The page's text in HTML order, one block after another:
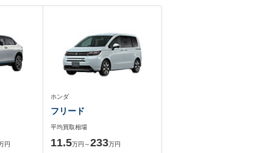
円
ホンダ
フリード
平均買取相場
11.5万円～233万円